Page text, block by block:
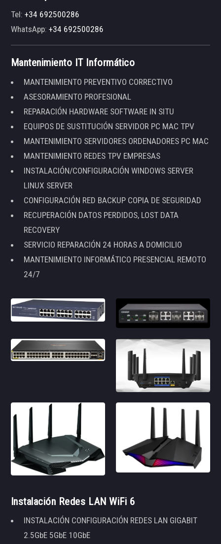
Tel:+34 692500286
WhatsApp:+34 692500286
Mantenimiento IT Informático
MANTENIMIENTO PREVENTIVO CORRECTIVO
ASESORAMIENTO PROFESIONAL
REPARACIÓN HARDWARE SOFTWARE IN SITU
EQUIPOS DE SUSTITUCIÓN SERVIDOR PC MAC TPV
MANTENIMIENTO SERVIDORES ORDENADORES PC MAC
MANTENIMIENTO REDES TPV EMPRESAS
INSTALACIÓN/CONFIGURACIÓN WINDOWS SERVER
LINUX SERVER
CONFIGURACIÓN RED BACKUP COPIA DE SEGURIDAD
RECUPERACIÓN DATOS PERDIDOS, LOST DATA
RECOVERY
SERVICIO REPARACIÓN 24 HORAS A DOMICILIO
MANTENIMIENTO INFORMÁTICO PRESENCIAL REMOTO
24/7
Instalación Redes LAN WiFi 6
INSTALACIÓN CONFIGURACIÓN REDES LAN GIGABIT
2.5GbE 5GbE 10GbE